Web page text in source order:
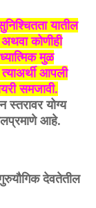
यातील
कोणीही
मुळ
आपली
समजावी.
स्तरावर योग्य
आहे.
देवतेतील